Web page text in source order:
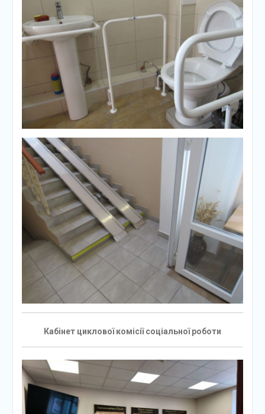
Кабінет циклової комісії соціальної роботи